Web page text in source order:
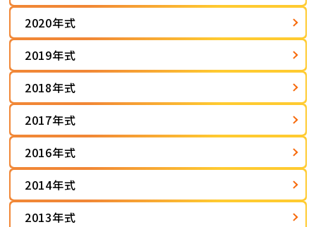
2020年式
2019年式
2018年式
2017年式
2016年式
2014年式
2013年式